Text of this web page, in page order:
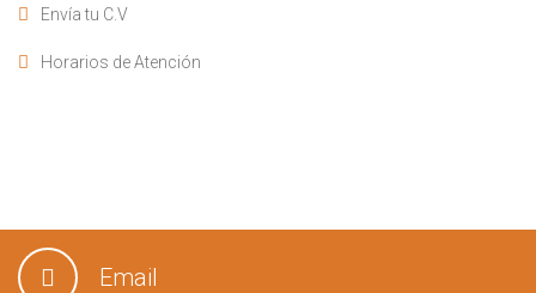
Envía tu C.V
Horarios de Atención
Email